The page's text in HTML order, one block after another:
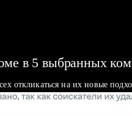
в 5 выбранных
откликаться на их новые